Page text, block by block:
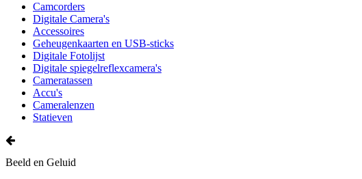
Camcorders
Digitale Camera's
Accessoires
Geheugenkaarten en USB-sticks
Digitale Fotolijst
Digitale spiegelreflexcamera's
Cameratassen
Accu's
Cameralenzen
Statieven
Beeld en Geluid